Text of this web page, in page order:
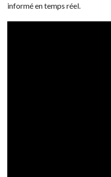
informé en temps réel.